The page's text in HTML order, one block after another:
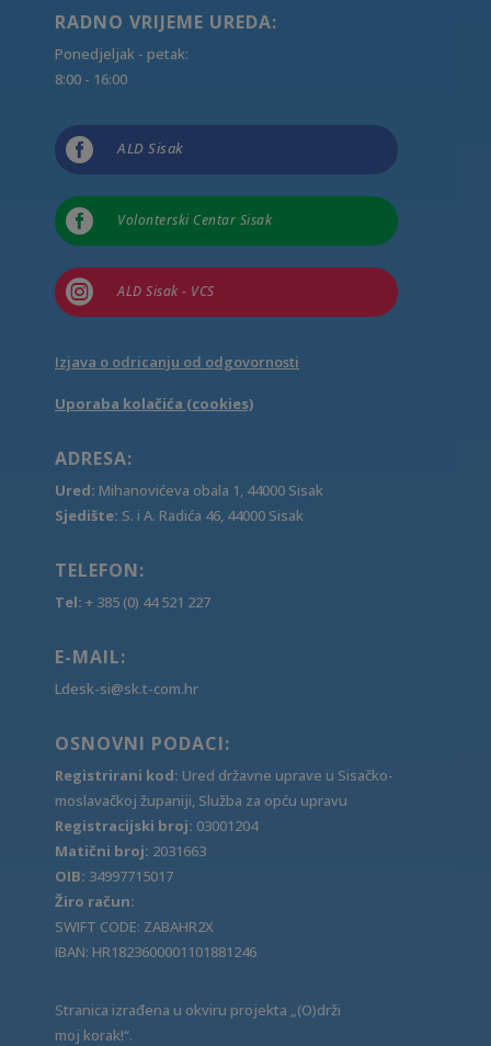
RADNO VRIJEME UREDA:
Ponedjeljak - petak:
8:00 - 16:00
 ALD Sisak
 Volonterski Centar Sisak
 ALD Sisak - VCS
Izjava o odricanju od odgovornosti
Uporaba kolačića (cookies)
ADRESA:
Ured: Mihanovićeva obala 1, 44000 Sisak
Sjedište: S. i A. Radića 46, 44000 Sisak
TELEFON:
Tel: + 385 (0) 44 521 227
E-MAIL:
Ldesk-si@sk.t-com.hr
OSNOVNI PODACI:
Registrirani kod: Ured državne uprave u Sisačko-
moslavačkoj županiji, Služba za opću upravu
Registracijski broj: 03001204
Matični broj: 2031663
OIB: 34997715017
Žiro račun:
SWIFT CODE: ZABAHR2X
IBAN: HR1823600001101881246
Stranica izrađena u okviru projekta „(O)drži
moj korak!“.